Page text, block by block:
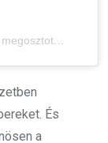
bejegyzés
És
a